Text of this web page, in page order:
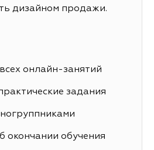
дизайном продажи.
онлайн-занятий
задания
окончании обучения